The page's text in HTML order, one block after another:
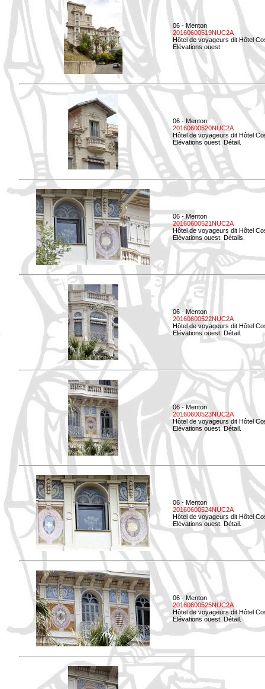
06 - Menton
20160600519NUC2A
Hôtel de voyageurs dit Hôtel
Elévations ouest.
06 - Menton
20160600520NUC2A
Hôtel de voyageurs dit Hôtel
Elévations ouest. Détail.
06 - Menton
20160600521NUC2A
Hôtel de voyageurs dit Hôtel
Elévations ouest. Détails.
06 - Menton
20160600522NUC2A
Hôtel de voyageurs dit Hôtel
Elévations ouest. Détail.
06 - Menton
20160600523NUC2A
Hôtel de voyageurs dit Hôtel
Elévations ouest. Détail.
06 - Menton
20160600524NUC2A
Hôtel de voyageurs dit Hôtel
Elévations ouest. Détail.
06 - Menton
20160600525NUC2A
Hôtel de voyageurs dit Hôtel
Elévations ouest. Détail.